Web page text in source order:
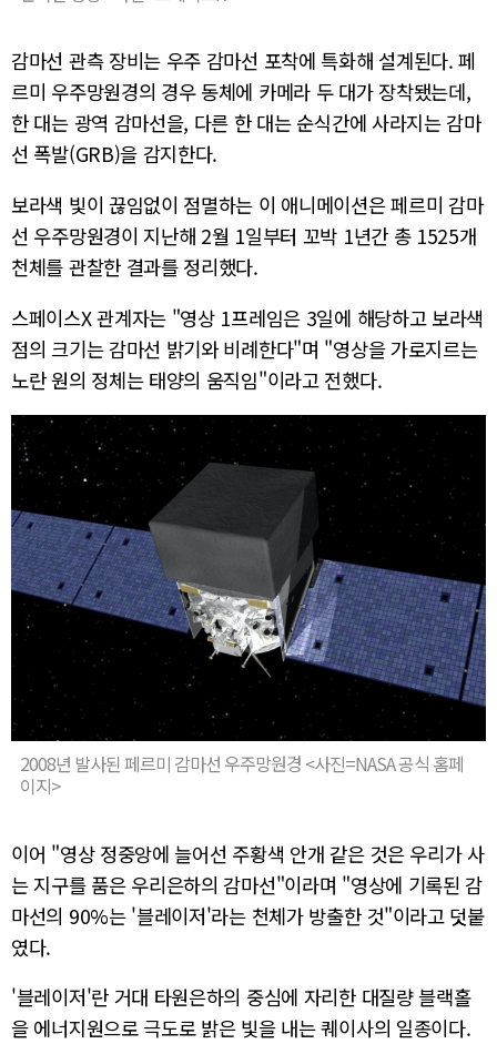
감마선 관측 장비는 우주 감마선 포착에 특화해 설계된다. 페
르미 우주망원경의 경우 동체에 카메라 두 대가 장착됐는데,
한 대는 광역 감마선을, 다른 한 대는 순식간에 사라지는 감마
선 폭발(GRB)을 감지한다.
보라색 빛이 끊임없이 점멸하는 이 애니메이션은 페르미 감마
선 우주망원경이 지난해 2월 1일부터 꼬박 1년간 총 1525개
천체를 관찰한 결과를 정리했다.
스페이스X 관계자는 "영상 1프레임은 3일에 해당하고 보라색
점의 크기는 감마선 밝기와 비례한다"며 "영상을 가로지르는
노란 원의 정체는 태양의 움직임"이라고 전했다.
2008년 발사된 페르미 감마선 우주망원경 <사진=NASA 공식 홈페
이지>
이어 "영상 정중앙에 늘어선 주황색 안개 같은 것은 우리가 사
는 지구를 품은 우리은하의 감마선"이라며 "영상에 기록된 감
마선의 90%는 '블레이저'라는 천체가 방출한 것"이라고 덧붙
였다.
'블레이저'란 거대 타원은하의 중심에 자리한 대질량 블랙홀
을 에너지원으로 극도로 밝은 빛을 내는 퀘이사의 일종이다.